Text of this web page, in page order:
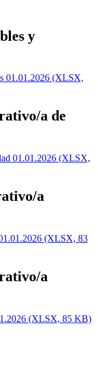
y
01.01.2026 (XLSX,
a de
01.01.2026 (XLSX,
a
(XLSX, 83
a
(XLSX, 85 KB)